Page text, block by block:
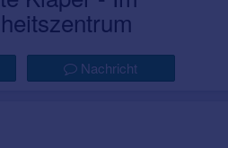
Nachricht